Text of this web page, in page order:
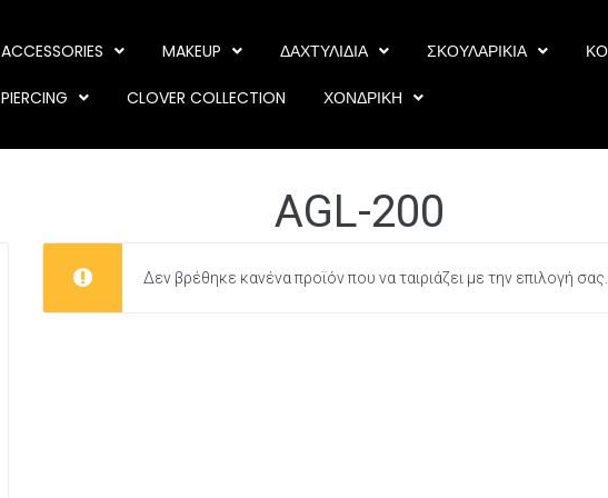
ACCESSORIES MAKEUP ΔΑΧΤΥΛΙΔΙΑ ΣΚΟΥΛΑΡΙΚΙΑ
PIERCING CLOVER COLLECTION ΧΟΝΔΡΙΚΗ
AGL-200
Δεν βρέθηκε κανένα προϊόν που να ταιριάζει με την επιλογή σας.